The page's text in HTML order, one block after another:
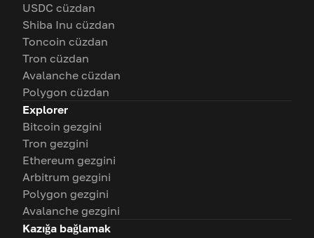
USDC cüzdan
Shiba Inu cüzdan
Toncoin cüzdan
Tron cüzdan
Avalanche cüzdan
Polygon cüzdan
Explorer
Bitcoin gezgini
Tron gezgini
Ethereum gezgini
Arbitrum gezgini
Polygon gezgini
Avalanche gezgini
Kazığa bağlamak